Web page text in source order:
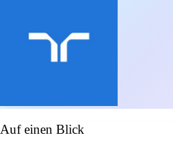
Auf einen Blick